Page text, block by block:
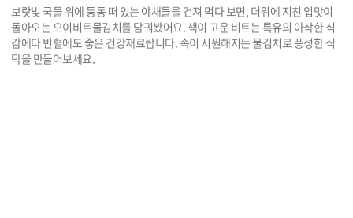
보랏빛 국물 위에 동동 떠 있는 야채들을 건져 먹다 보면, 더위에 지친 입맛이
돌아오는 오이비트물김치를 담궈봤어요. 색이 고운 비트는 특유의 아삭한 식
감에다 빈혈에도 좋은 건강재료랍니다. 속이 시원해지는 물김치로 풍성한 식
탁을 만들어보세요.